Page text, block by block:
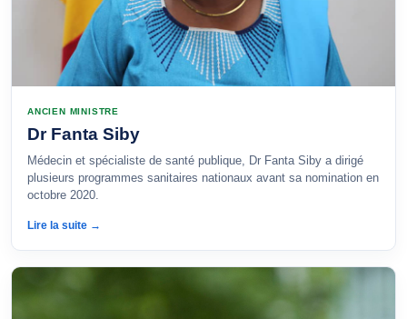
ANCIEN MINISTRE
Dr Fanta Siby
Médecin et spécialiste de santé publique, Dr Fanta Siby a dirigé
plusieurs programmes sanitaires nationaux avant sa nomination en
octobre 2020.
Lire la suite →